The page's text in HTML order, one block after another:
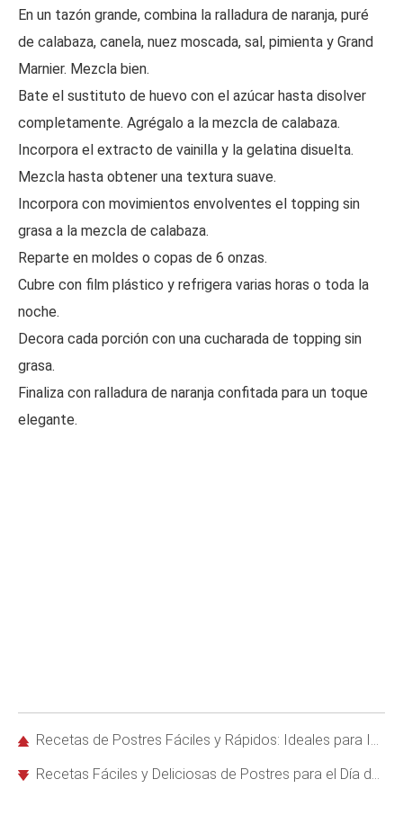
En un tazón grande, combina la ralladura de naranja, puré
de calabaza, canela, nuez moscada, sal, pimienta y Grand
Marnier. Mezcla bien.
Bate el sustituto de huevo con el azúcar hasta disolver
completamente. Agrégalo a la mezcla de calabaza.
Incorpora el extracto de vainilla y la gelatina disuelta.
Mezcla hasta obtener una textura suave.
Incorpora con movimientos envolventes el topping sin
grasa a la mezcla de calabaza.
Reparte en moldes o copas de 6 onzas.
Cubre con film plástico y refrigera varias horas o toda la
noche.
Decora cada porción con una cucharada de topping sin
grasa.
Finaliza con ralladura de naranja confitada para un toque
elegante.
Recetas de Postres Fáciles y Rápidos: Ideales para Impresionar en Cualquier Reunión
Recetas Fáciles y Deliciosas de Postres para el Día del Padre